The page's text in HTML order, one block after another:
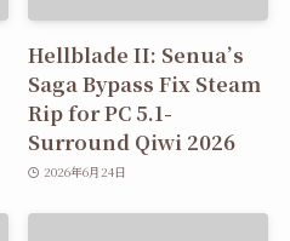
Hellblade II: Senua’s
Saga Bypass Fix Steam
Rip for PC 5.1-
Surround Qiwi 2026
2026年6月24日